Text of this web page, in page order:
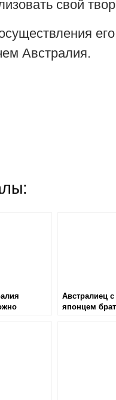
свой
Австралия.
Австралиец с
японцем